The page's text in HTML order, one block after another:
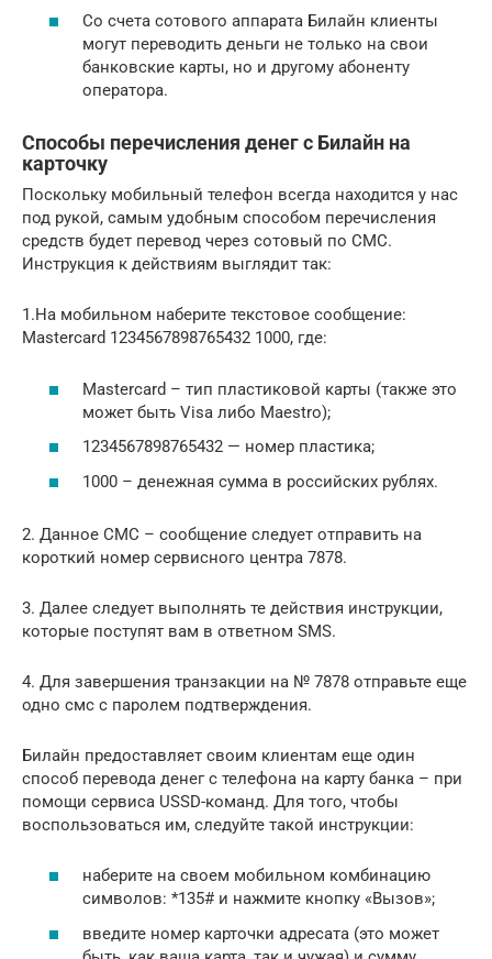
Со счета сотового аппарата Билайн клиенты
могут переводить деньги не только на свои
банковские карты, но и другому абоненту
оператора.
Способы перечисления денег с Билайн на
карточку
Поскольку мобильный телефон всегда находится у нас
под рукой, самым удобным способом перечисления
средств будет перевод через сотовый по СМС.
Инструкция к действиям выглядит так:
1.На мобильном наберите текстовое сообщение:
Mastercard 1234567898765432 1000, где:
Mastercard – тип пластиковой карты (также это
может быть Visa либо Maestro);
1234567898765432 — номер пластика;
1000 – денежная сумма в российских рублях.
2. Данное СМС – сообщение следует отправить на
короткий номер сервисного центра 7878.
3. Далее следует выполнять те действия инструкции,
которые поступят вам в ответном SMS.
4. Для завершения транзакции на № 7878 отправьте еще
одно смс с паролем подтверждения.
Билайн предоставляет своим клиентам еще один
способ перевода денег с телефона на карту банка – при
помощи сервиса USSD-команд. Для того, чтобы
воспользоваться им, следуйте такой инструкции:
наберите на своем мобильном комбинацию
символов: *135# и нажмите кнопку «Вызов»;
введите номер карточки адресата (это может